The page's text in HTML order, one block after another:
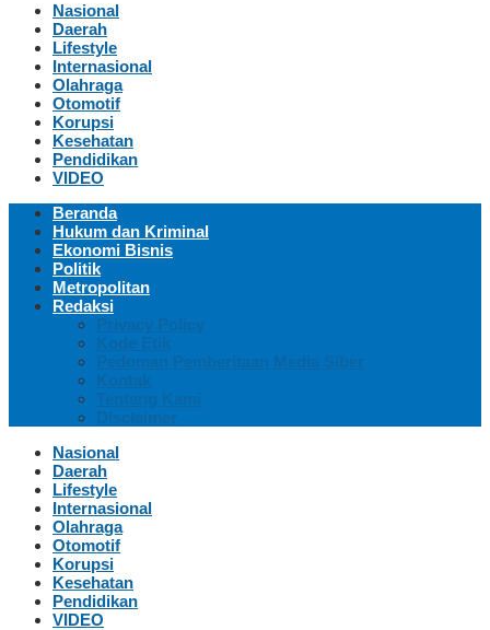
Nasional
Daerah
Lifestyle
Internasional
Olahraga
Otomotif
Korupsi
Kesehatan
Pendidikan
VIDEO
Beranda
Hukum dan Kriminal
Ekonomi Bisnis
Politik
Metropolitan
Redaksi
Privacy Policy
Kode Etik
Pedoman Pemberitaan Media Siber
Kontak
Tentang Kami
Disclaimer
Nasional
Daerah
Lifestyle
Internasional
Olahraga
Otomotif
Korupsi
Kesehatan
Pendidikan
VIDEO